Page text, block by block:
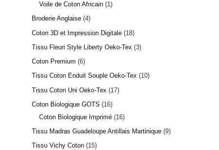
Voile de Coton Africain 1
Broderie Anglaise 4
Coton 3D et Impression Digitale 18
Tissu Fleuri Style Liberty Oeko-Tex 3
Coton Premium 6
Tissu Coton Enduit Souple Oeko-Tex
10
Tissu Coton Uni Oeko-Tex
17
Coton Biologique GOTS
16
Coton Biologique Imprimé 16
Tissu Madras Guadeloupe Antillais Martinique 9
Tissu Vichy Coton 15